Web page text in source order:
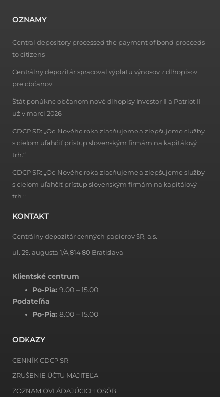
OZNAMY
Central depository processed the payment of bond proceeds
to citizens
Centrálny depozitár spracoval výplatu výnosov z dlhopisov
pre občanov:
Štát ponúkne občanom nové dlhopisy Investor II a Patriot II
už v marci 2026
CDCP SR: „Od Nového roka zlacňujeme a zlepšujeme služby
s cieľom uľahčiť prístup slovenským firmám na kapitálový
trh.“
CDCP SR: „Od Nového roka zlacňujeme a zlepšujeme služby
s cieľom uľahčiť prístup slovenským firmám na kapitálový
trh.“
KONTAKT
Centrálny depozitár cenných papierov SR, a.s.
ul. 29. augusta 1/A,814 80 Bratislava
Klientské centrum
Po-Pia: 9.00 – 15.00
Podateľňa
Po-Pia:8.00 – 15.00
ODKAZY
CENNÍK CDCP SR
ZRUŠENIE ÚČTU MAJITEĽA
ZOZNAM OVLÁDAJÚCICH OSÔB